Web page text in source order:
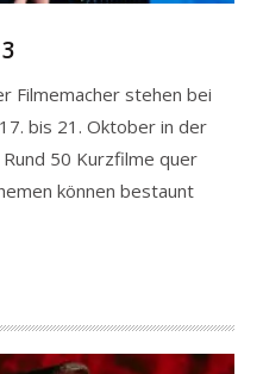
Filmemacher stehen bei
bis 21. Oktober in der
50 Kurzfilme quer
können bestaunt